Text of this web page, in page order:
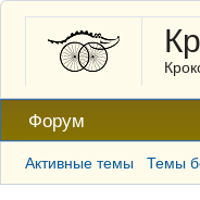
Форум
Активные темы Темы